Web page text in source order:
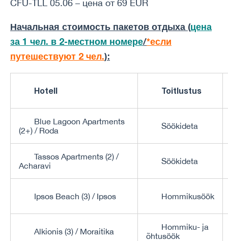
CFU-TLL 05.06 – цена от 69 EUR
Начальная стоимость пакетов отдыха (цена
за 1 чел. в 2-местном номере/*если
путешествуют 2 чел.):
Hotell Toitlustus
Blue Lagoon Apartments
(2+) / Roda
Söökideta
Tassos Apartments (2) /
Acharavi
Söökideta
Ipsos Beach (3) / Ipsos Hommikusöök
Alkionis (3) / Moraitika
Hommiku- ja
õhtusöök